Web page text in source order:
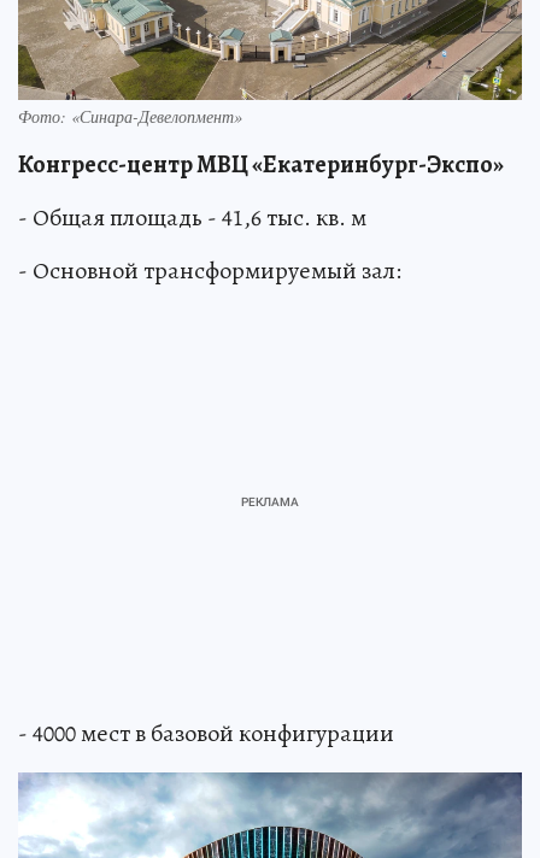
Фото: «Синара-­Девелопмент»
Конгресс-центр МВЦ «Екатеринбург-Экспо»
- Общая площадь - 41,6 тыс. кв. м
- Основной трансформируемый зал:
- 4000 мест в базовой конфигурации